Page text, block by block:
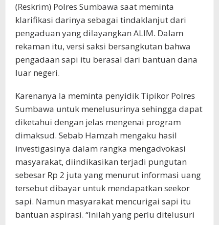
(Reskrim) Polres Sumbawa saat meminta
klarifikasi darinya sebagai tindaklanjut dari
pengaduan yang dilayangkan ALIM. Dalam
rekaman itu, versi saksi bersangkutan bahwa
pengadaan sapi itu berasal dari bantuan dana
luar negeri.
Karenanya Ia meminta penyidik Tipikor Polres
Sumbawa untuk menelusurinya sehingga dapat
diketahui dengan jelas mengenai program
dimaksud. Sebab Hamzah mengaku hasil
investigasinya dalam rangka mengadvokasi
masyarakat, diindikasikan terjadi pungutan
sebesar Rp 2 juta yang menurut informasi uang
tersebut dibayar untuk mendapatkan seekor
sapi. Namun masyarakat mencurigai sapi itu
bantuan aspirasi. “Inilah yang perlu ditelusuri